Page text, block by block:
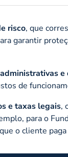
risco, que
garantir
e
de
e taxas legais,
para o
o cliente